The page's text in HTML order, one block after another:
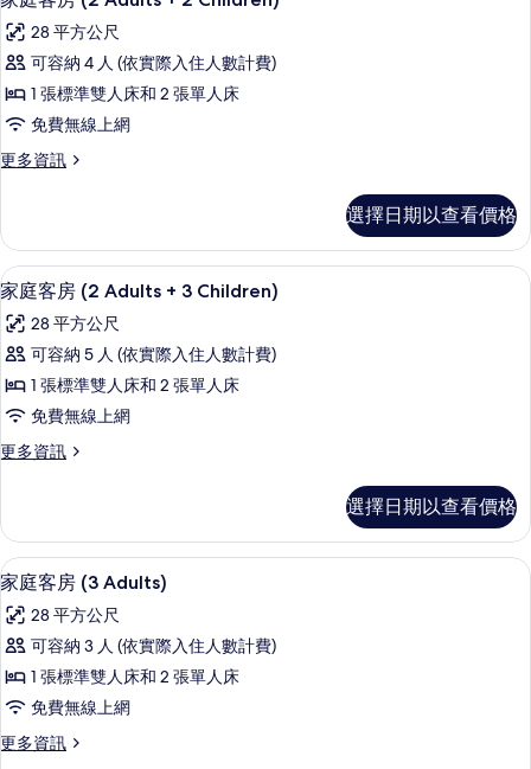
的
所
有
相
片
Adults
+
的
詳
示
家
庭
客
房
(2
2
Children)
的
所
有
相
片
28 平方公尺
可容納 4 人 (依實際入住人數計費)
1 張標準雙人床和 2 張單人床
免費無線上網
更多資訊
更
客
房
(2
Adults
+
2
的
詳
選擇日期以查看價格
顯
示
家
庭
客
房
(2
3
Children)
的
所
有
相
片
高級寢具、迷你吧、書桌、遮光布/窗
5
家庭客房 (2 Adults + 3 Children)
28 平方公尺
可容納 5 人 (依實際入住人數計費)
1 張標準雙人床和 2 張單人床
免費無線上網
更多資訊
更
客
房
(2
Adults
+
3
的
詳
選擇日期以查看價格
顯
示
家
庭
客
房
(3
高級寢具、迷你吧、書桌、遮光布/窗
5
家庭客房 (3 Adults)
28 平方公尺
可容納 3 人 (依實際入住人數計費)
1 張標準雙人床和 2 張單人床
免費無線上網
更多資訊
更